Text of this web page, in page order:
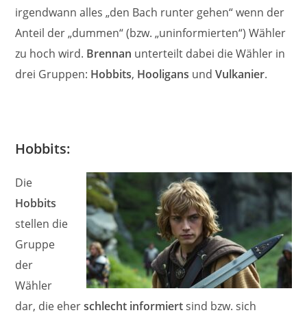
irgendwann alles „den Bach runter gehen“ wenn der
Anteil der „dummen“ (bzw. „uninformierten“) Wähler
zu hoch wird. Brennan unterteilt dabei die Wähler in
drei Gruppen: Hobbits, Hooligans undVulkanier.
Hobbits:
Die
Hobbits
stellen die
Gruppe
der
Wähler
dar, die eherschlecht informiertsind bzw. sich